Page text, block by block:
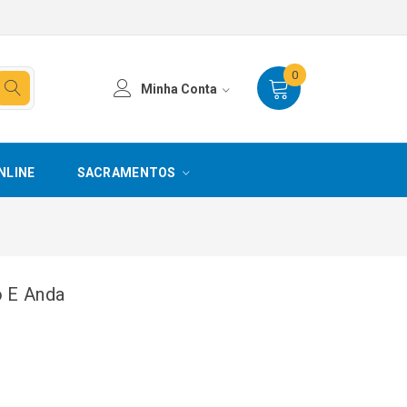
0
Minha Conta
SACRAMENTOS
E Anda